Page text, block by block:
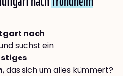
nach
suchst ein
, das sich um alles kümmert?